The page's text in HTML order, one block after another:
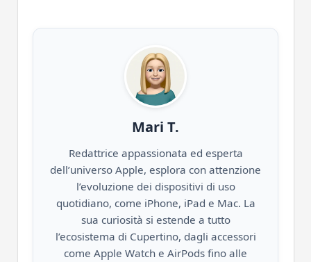
Mari T.
Redattrice appassionata ed esperta
dell’universo Apple, esplora con attenzione
l’evoluzione dei dispositivi di uso
quotidiano, come iPhone, iPad e Mac. La
sua curiosità si estende a tutto
l’ecosistema di Cupertino, dagli accessori
come Apple Watch e AirPods fino alle